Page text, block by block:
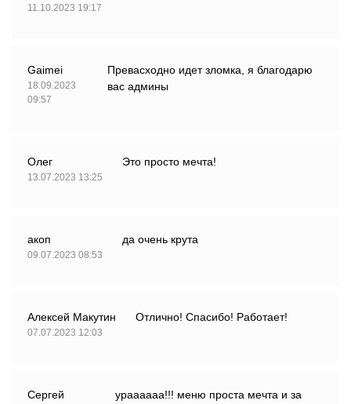
11.10.2023 19:17
Gaimei
18.09.2023
09:57
Превасходно идет зломка, я благодарю
вас админы
Олег
13.07.2023 13:25
Это просто мечта!
акоп
09.07.2023 08:53
да очень крута
Алексей Макутин
07.07.2023 12:03
Отлично! Спасибо! Работает!
Сергей
ураааааа!!! меню проста мечта и за